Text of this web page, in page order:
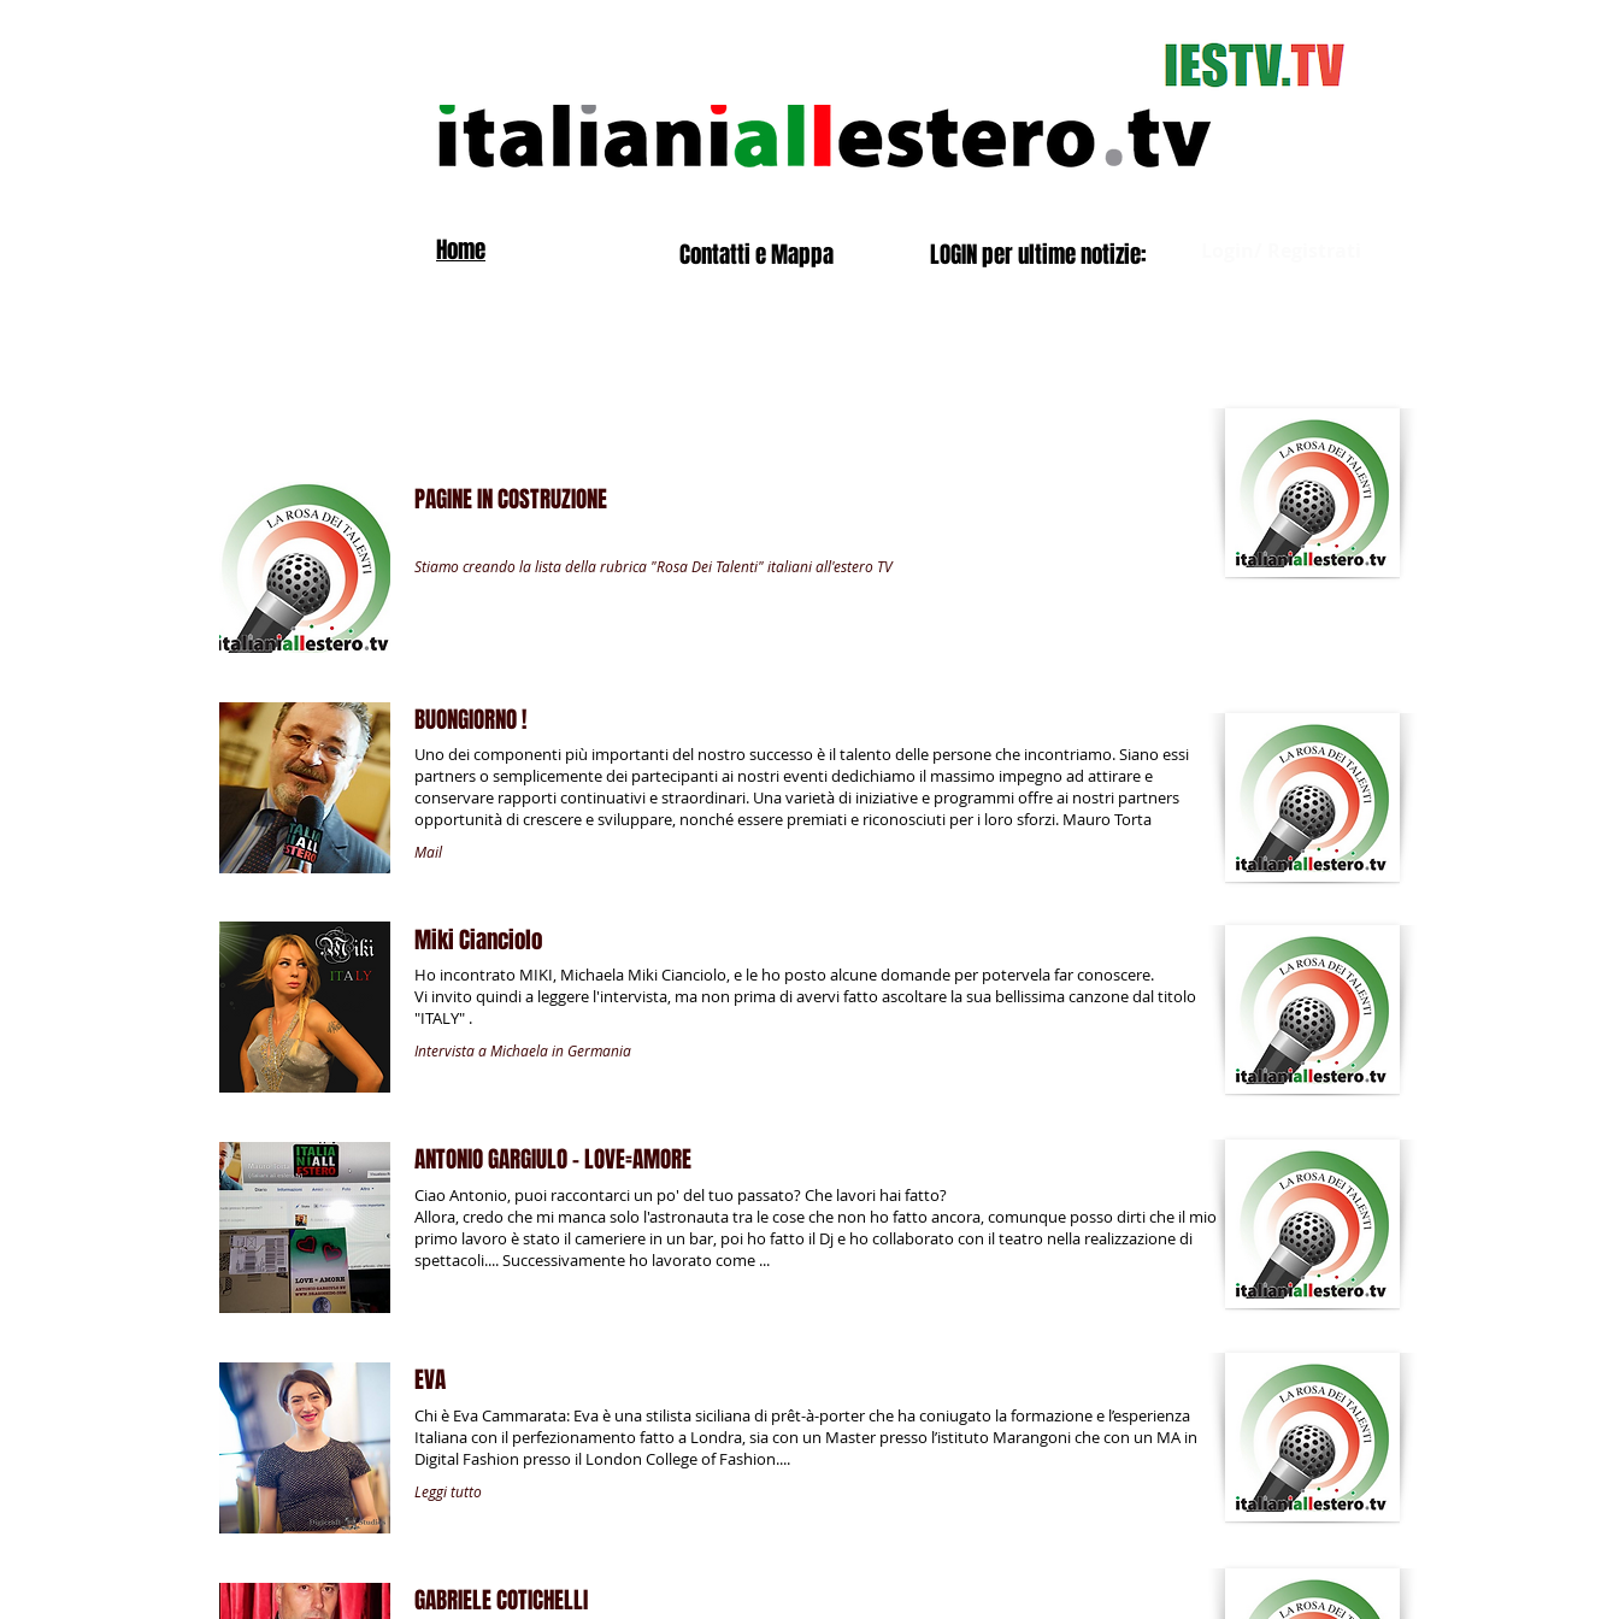
Home Contatti e Mappa LOGIN per ultime notizie:
PAGINE IN COSTRUZIONE
Stiamo creando la lista della rubrica "Rosa Dei Talenti" italiani all'estero TV
BUONGIORNO !
Uno dei componenti più importanti del nostro successo è il talento delle persone che incontriamo. Siano essi
partners o semplicemente dei partecipanti ai nostri eventi dedichiamo il massimo impegno ad attirare e
conservare rapporti continuativi e straordinari. Una varietà di iniziative e programmi offre ai nostri partners
opportunità di crescere e sviluppare, nonché essere premiati e riconosciuti per i loro sforzi. Mauro Torta
Mail
Miki Cianciolo
Ho incontrato MIKI, Michaela Miki Cianciolo, e le ho posto alcune domande per potervela far conoscere.
Vi invito quindi a leggere l'intervista, ma non prima di avervi fatto ascoltare la sua bellissima canzone dal titolo
"ITALY" .
Intervista a Michaela in Germania
ANTONIO GARGIULO - LOVE=AMORE
Ciao Antonio, puoi raccontarci un po' del tuo passato? Che lavori hai fatto?
Allora, credo che mi manca solo l'astronauta tra le cose che non ho fatto ancora, comunque posso dirti che il mio
primo lavoro è stato il cameriere in un bar, poi ho fatto il Dj e ho collaborato con il teatro nella realizzazione di
spettacoli.... Successivamente ho lavorato come ...
EVA
Chi è Eva Cammarata: Eva è una stilista siciliana di prêt-à-porter che ha coniugato la formazione e l’esperienza
Italiana con il perfezionamento fatto a Londra, sia con un Master presso l’istituto Marangoni che con un MA in
Digital Fashion presso il London College of Fashion....
Leggi tutto
GABRIELE COTICHELLI